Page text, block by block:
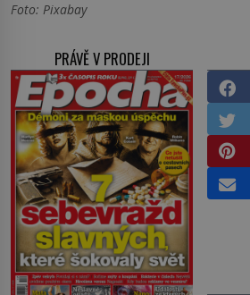
Foto: Pixabay
PRÁVĚ V PRODEJI